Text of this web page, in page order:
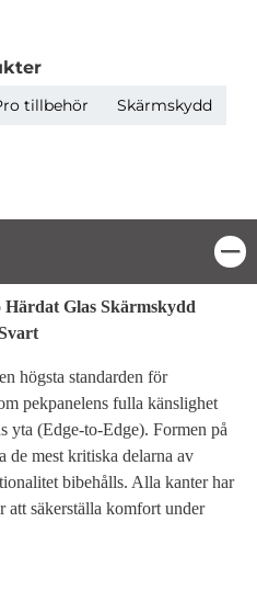
tillbehör
Skärmskydd
Härdat Glas Skärmskydd
högsta standarden för
pekpanelens fulla känslighet
yta (Edge-to-Edge). Formen på
de mest kritiska delarna av
bibehålls. Alla kanter har
att säkerställa komfort under